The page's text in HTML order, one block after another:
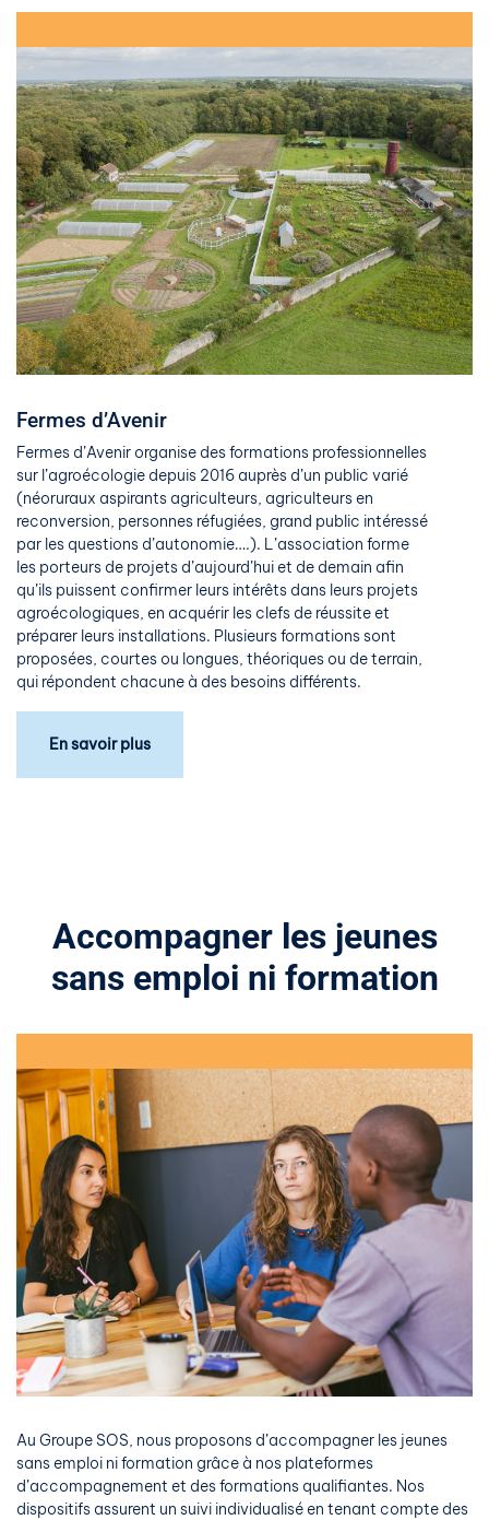
Fermes d’Avenir
Fermes d’Avenir organise des formations professionnelles
sur l’agroécologie depuis 2016 auprès d’un public varié
(néoruraux aspirants agriculteurs, agriculteurs en
reconversion, personnes réfugiées, grand public intéressé
par les questions d’autonomie….). L’association forme
les porteurs de projets d’aujourd’hui et de demain afin
qu’ils puissent confirmer leurs intérêts dans leurs projets
agroécologiques, en acquérir les clefs de réussite et
préparer leurs installations. Plusieurs formations sont
proposées, courtes ou longues, théoriques ou de terrain,
qui répondent chacune à des besoins différents.
En savoir plus
Accompagner les jeunes
sans emploi ni formation
Au Groupe SOS, nous proposons d’accompagner les jeunes
sans emploi ni formation grâce à nos plateformes
d’accompagnement et des formations qualifiantes. Nos
dispositifs assurent un suivi individualisé en tenant compte des